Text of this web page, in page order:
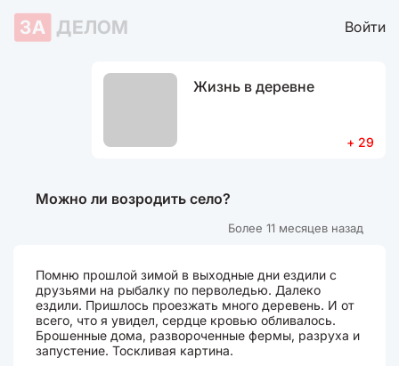
ЗА ДЕЛОМ Войти
Жизнь в деревне
+ 29
Можно ли возродить село?
Более 11 месяцев назад
Помню прошлой зимой в выходные дни ездили с
друзьями на рыбалку по перволедью. Далеко
ездили. Пришлось проезжать много деревень. И от
всего, что я увидел, сердце кровью обливалось.
Брошенные дома, развороченные фермы, разруха и
запустение. Тоскливая картина.